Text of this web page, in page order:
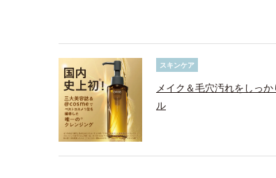
スキンケア
メイク＆毛穴汚れをしっ
ル